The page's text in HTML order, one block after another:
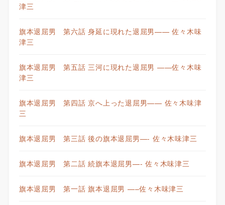
津三
旗本退屈男 第六話 身延に現れた退屈男—— 佐々木味
津三
旗本退屈男 第五話 三河に現れた退屈男 ——佐々木味
津三
旗本退屈男 第四話 京へ上った退屈男—— 佐々木味津
三
旗本退屈男 第三話 後の旗本退屈男—- 佐々木味津三
旗本退屈男 第二話 続旗本退屈男—- 佐々木味津三
旗本退屈男 第一話 旗本退屈男 —–佐々木味津三